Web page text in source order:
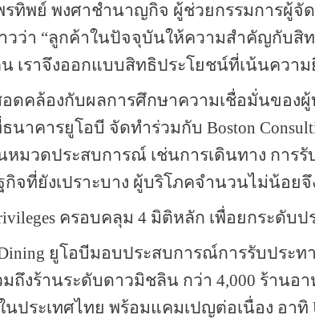
รทิพย์ พงศาชำนาญกิจ ผู้ช่วยกรรมการผู้จั
วว่า “ลูกค้าในปัจจุบันให้ความสำคัญกับสิ
เราจึงออกแบบสิทธิประโยชน์ที่เน้นควา
ดคล้องกับผลการศึกษาความเชื่อมั่นของผู้
นาคารยูโอบี จัดทำร่วมกับBoston
มวดประสบการณ์ เช่นการเดินทาง การ
จที่ยังเปราะบาง ผู้บริโภคจำนวนไม่น้อยจึ
ครอบคลุม4 มิติหลัก เพื่อยกระดับ
ยูโอบีมอบประสบการณ์การรับประท
ถึงร้านระดับดาวมิชลิน กว่า4,000 ร้านอา
นประเทศไทย พร้อมแคมเปญต่อเนื่อง อาทิ